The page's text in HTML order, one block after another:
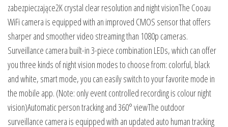
zabezpieczające2K crystal clear resolution and night visionThe Cooau
WiFi camera is equipped with an improved CMOS sensor that offers
sharper and smoother video streaming than 1080p cameras.
Surveillance camera built-in 3-piece combination LEDs, which can offer
you three kinds of night vision modes to choose from: colorful, black
and white, smart mode, you can easily switch to your favorite mode in
the mobile app. (Note: only event controlled recording is colour night
vision)Automatic person tracking and 360° viewThe outdoor
surveillance camera is equipped with an updated auto human tracking